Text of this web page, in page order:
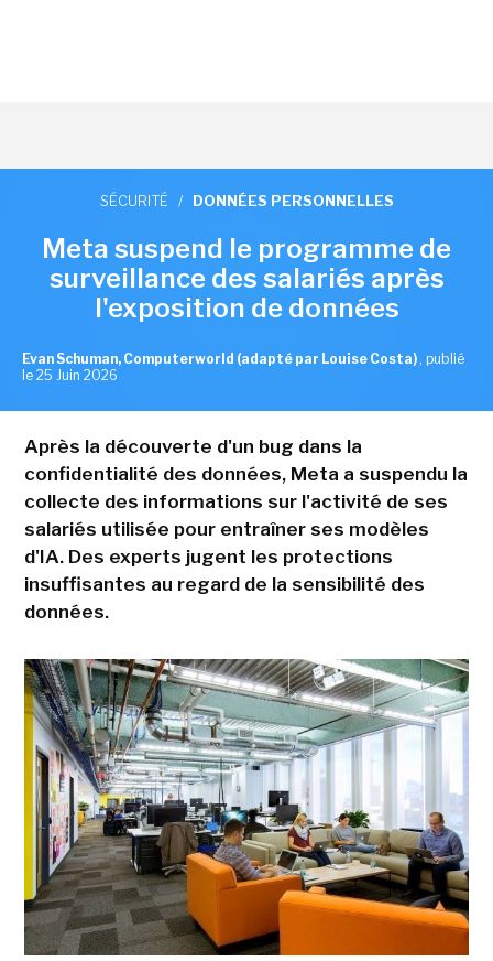
SÉCURITÉ / DONNÉES PERSONNELLES
Meta suspend le programme de
surveillance des salariés après
l'exposition de données
Evan Schuman, Computerworld (adapté par Louise Costa) , publié
le 25 Juin 2026
Après la découverte d'un bug dans la
confidentialité des données, Meta a suspendu la
collecte des informations sur l'activité de ses
salariés utilisée pour entraîner ses modèles
d'IA. Des experts jugent les protections
insuffisantes au regard de la sensibilité des
données.